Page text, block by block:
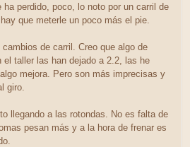
perdido, poco, lo noto por un carril de
que meterle un poco más el pie.
de carril. Creo que algo de
el taller las han dejado a 2.2, las he
mejora. Pero son más imprecisas y
giro.
llegando a las rotondas. No es falta de
pesan más y a la hora de frenar es